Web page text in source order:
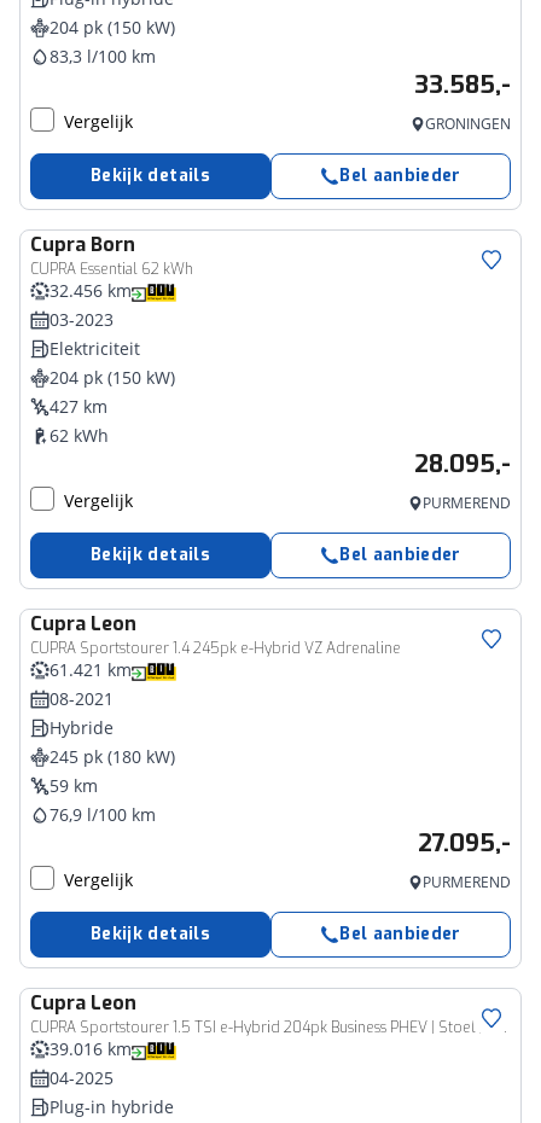
204 pk (150 kW)
83,3 l/100 km
33.585,-
Vergelijk GRONINGEN
Bekijk details Bel aanbieder
Cupra Born
CUPRA Essential 62 kWh
32.456 km
03-2023
Elektriciteit
204 pk (150 kW)
427 km
62 kWh
28.095,-
Vergelijk PURMEREND
Bekijk details Bel aanbieder
Cupra Leon
CUPRA Sportstourer 1.4 245pk e-Hybrid VZ Adrenaline
61.421 km
08-2021
Hybride
245 pk (180 kW)
59 km
76,9 l/100 km
27.095,-
Vergelijk PURMEREND
Bekijk details Bel aanbieder
Cupra Leon
CUPRA Sportstourer 1.5 TSI e-Hybrid 204pk Business PHEV | Stoel // stuurwiel verwarming | Adapt. Cruise | Elekt. achterklep | 1/2 leer | Fabrieksgarantie t/m 04-2029 |
39.016 km
04-2025
Plug-in hybride